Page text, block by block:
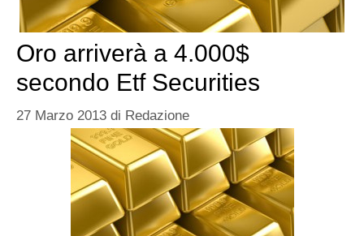
Oro arriverà a 4.000$
secondo Etf Securities
27 Marzo 2013 di Redazione